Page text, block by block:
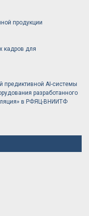
продукции
кадров для
предиктивной AI-системы
разработанного
в РФЯЦ-ВНИИТФ